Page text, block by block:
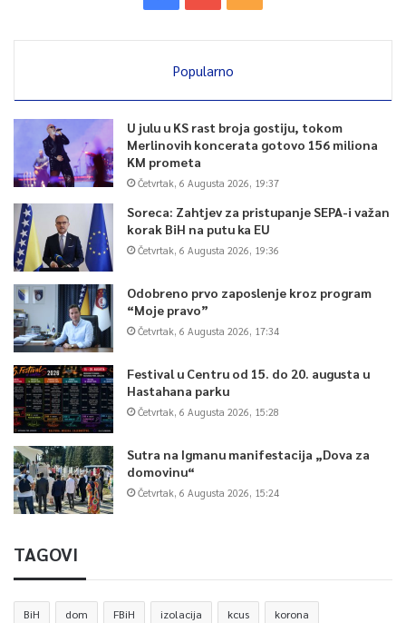
Popularno
U julu u KS rast broja gostiju, tokom
Merlinovih koncerata gotovo 156 miliona
KM prometa
Četvrtak, 6 Augusta 2026, 19:37
Soreca: Zahtjev za pristupanje SEPA-i važan
korak BiH na putu ka EU
Četvrtak, 6 Augusta 2026, 19:36
Odobreno prvo zaposlenje kroz program
“Moje pravo”
Četvrtak, 6 Augusta 2026, 17:34
Festival u Centru od 15. do 20. augusta u
Hastahana parku
Četvrtak, 6 Augusta 2026, 15:28
Sutra na Igmanu manifestacija „Dova za
domovinu“
Četvrtak, 6 Augusta 2026, 15:24
TAGOVI
BiH dom FBiH izolacija kcus korona